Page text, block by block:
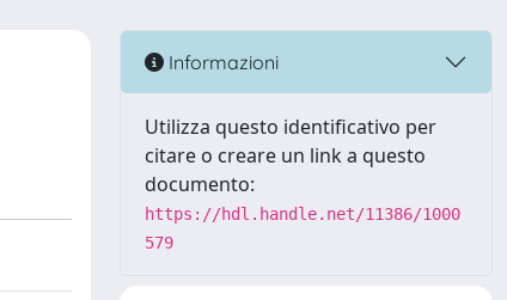
Informazioni
Utilizza questo identificativo per
citare o creare un link a questo
documento:
https://hdl.handle.net/11386/1000
579